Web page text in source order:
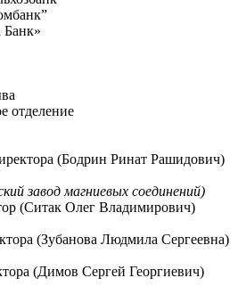
Банк»
отделение
(Бодрин Ринат Рашидович)
завод магниевых соединений)
(Ситак Олег Владимирович)
(Зубанова Людмила Сергеевна)
(Димов Сергей Георгиевич)